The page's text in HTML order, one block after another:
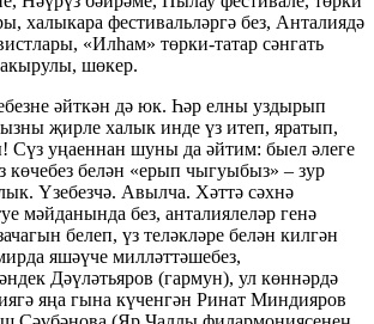
халыкара фестивальләргә без, Анталиядә
«Илһам» төрки-татар сәнгать
шөкер.
әйткән дә юк. Һәр елны уздырып
җирле халык инде үз итеп, яратып,
Сүз уңаеннан шуны да әйтим: быел әлеге
көчебез белән «ерып чыгуыбыз» – зур
Үзебезчә. Авылча. Хәттә сәхнә
мәйданында без, анталиялеләр генә
белеп, үз теләкләре белән килгән
яшәүче милләттәшебез,
Дәүләтьяров (гармун), ул көннәрдә
яңа гына күченгән Ринат Миндияров